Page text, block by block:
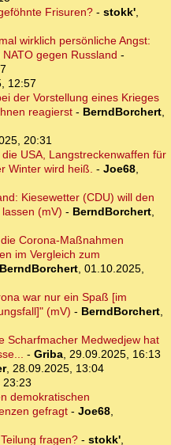
Frisuren?- stokk',
wirklich persönliche Angst:
gegen Russland -
12:57
der Vorstellung eines Krieges
reagierst - BerndBorchert
20:31
USA, Langstreckenwaffen für
Winter wird heiß. - Joe68
Kiesewetter (CDU) will den
(mV) - BerndBorchert
Corona-Maßnahmen
im Vergleich zum
BerndBorchert 01.10.2025,
war nur ein Spaß [im
(mV) - BerndBorchert
Scharfmacher Medwedjew hat
- Griba 29.09.2025, 16:13
, 28.09.2025, 13:04
23:23
demokratischen
gefragt - Joe68
fragen?- stokk',